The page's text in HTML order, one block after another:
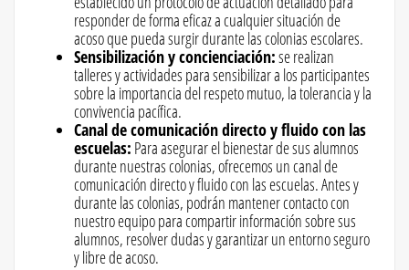
responder de forma eficaz a cualquier situación de
acoso que pueda surgir durante las colonias escolares.
Sensibilización y concienciación:se realizan
talleres y actividades para sensibilizar a los participantes
sobre la importancia del respeto mutuo, la tolerancia y la
convivencia pacífica.
Canal de comunicación directo y fluido con las
escuelas: Para asegurar el bienestar de sus alumnos
durante nuestras colonias, ofrecemos un canal de
comunicación directo y fluido con las escuelas. Antes y
durante las colonias, podrán mantener contacto con
nuestro equipo para compartir información sobre sus
alumnos, resolver dudas y garantizar un entorno seguro
y libre de acoso.